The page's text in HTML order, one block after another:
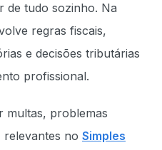
de tudo sozinho. Na
regras fiscais,
e decisões tributárias
profissional.
multas, problemas
relevantes no Simples